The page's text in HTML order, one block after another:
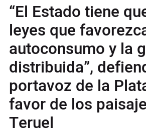
“El Estado tiene
leyes que
autoconsumo y la
distribuida”,
portavoz de la
favor de los
Teruel